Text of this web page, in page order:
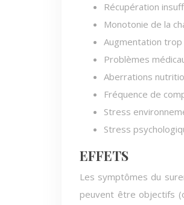
Récupération
Monotonie de la
Augmentation trop
Problèmes
Aberrations
Fréquence de
Stress
Stress
EFFETS
Les symptômes du
peuvent être objectifs